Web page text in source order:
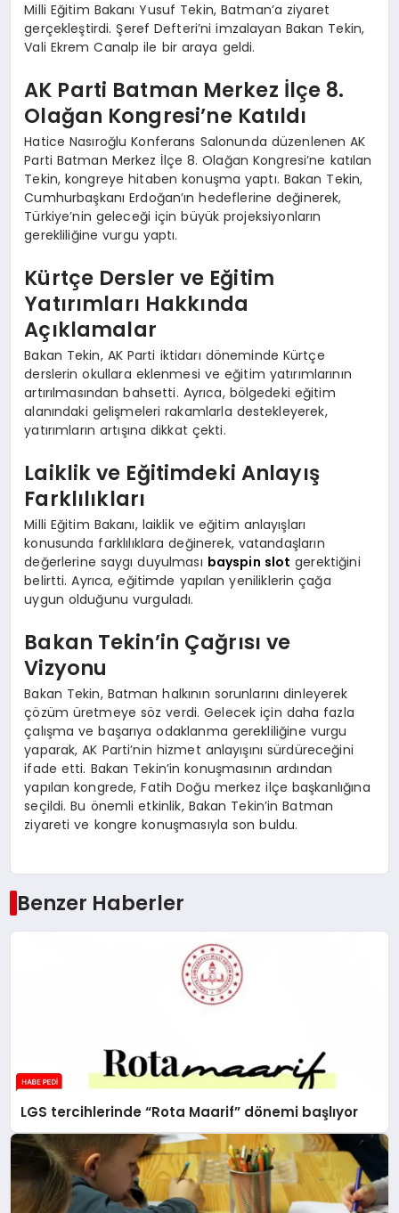
Milli Eğitim Bakanı Yusuf Tekin, Batman’a ziyaret
gerçekleştirdi. Şeref Defteri’ni imzalayan Bakan Tekin,
Vali Ekrem Canalp ile bir araya geldi.
AK Parti Batman Merkez İlçe 8.
Olağan Kongresi’ne Katıldı
Hatice Nasıroğlu Konferans Salonunda düzenlenen AK
Parti Batman Merkez İlçe 8. Olağan Kongresi’ne katılan
Tekin, kongreye hitaben konuşma yaptı. Bakan Tekin,
Cumhurbaşkanı Erdoğan’ın hedeflerine değinerek,
Türkiye’nin geleceği için büyük projeksiyonların
gerekliliğine vurgu yaptı.
Kürtçe Dersler ve Eğitim
Yatırımları Hakkında
Açıklamalar
Bakan Tekin, AK Parti iktidarı döneminde Kürtçe
derslerin okullara eklenmesi ve eğitim yatırımlarının
artırılmasından bahsetti. Ayrıca, bölgedeki eğitim
alanındaki gelişmeleri rakamlarla destekleyerek,
yatırımların artışına dikkat çekti.
Laiklik ve Eğitimdeki Anlayış
Farklılıkları
Milli Eğitim Bakanı, laiklik ve eğitim anlayışları
konusunda farklılıklara değinerek, vatandaşların
değerlerine saygı duyulması bayspin slot gerektiğini
belirtti. Ayrıca, eğitimde yapılan yeniliklerin çağa
uygun olduğunu vurguladı.
Bakan Tekin’in Çağrısı ve
Vizyonu
Bakan Tekin, Batman halkının sorunlarını dinleyerek
çözüm üretmeye söz verdi. Gelecek için daha fazla
çalışma ve başarıya odaklanma gerekliliğine vurgu
yaparak, AK Parti’nin hizmet anlayışını sürdüreceğini
ifade etti. Bakan Tekin’in konuşmasının ardından
yapılan kongrede, Fatih Doğu merkez ilçe başkanlığına
seçildi. Bu önemli etkinlik, Bakan Tekin’in Batman
ziyareti ve kongre konuşmasıyla son buldu.
Benzer Haberler
LGS tercihlerinde “Rota Maarif” dönemi başlıyor